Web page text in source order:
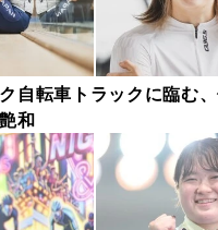
自転車トラックに臨む、
和